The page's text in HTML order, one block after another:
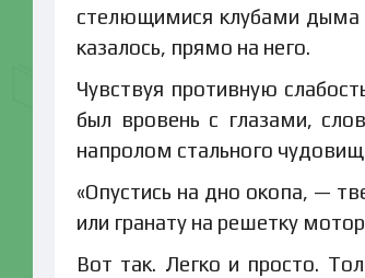
стелющимися клубами дыма
казалось, прямо на него.
Чувствуя противную
был вровень с глазами,
напролом стального
«Опустись на дно окопа, —
или гранату на решетку
Вот так. Легко и просто.